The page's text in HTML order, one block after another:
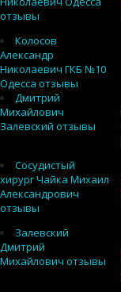
отзывы
Колосов
Александр
Николаевич ГКБ №10
Одесса отзывы
Дмитрий
Михайлович
Залевский отзывы
Сосудистый
хирург Чайка Михаил
Александрович
отзывы
Залевский
Дмитрий
Михайлович отзывы